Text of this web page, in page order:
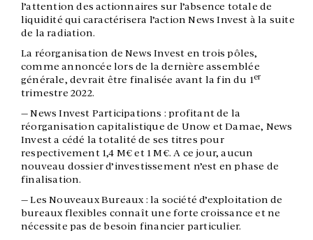
l’attention des actionnaires sur l’absence totale de
liquidité qui caractérisera l’action News Invest à la suite
de la radiation.
La réorganisation de News Invest en trois pôles,
comme annoncée lors de la dernière assemblée
générale, devrait être finalisée avant la fin du 1er
trimestre 2022.
― News Invest Participations : profitant de la
réorganisation capitalistique de Unow et Damae, News
Invest a cédé la totalité de ses titres pour
respectivement 1,4 M€ et 1 M€. A ce jour, aucun
nouveau dossier d’investissement n’est en phase de
finalisation.
― Les Nouveaux Bureaux : la société d’exploitation de
bureaux flexibles connaît une forte croissance et ne
nécessite pas de besoin financier particulier.